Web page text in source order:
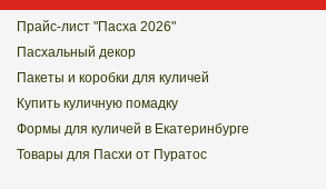
Прайс-лист "Пасха 2026"
Пасхальный декор
Пакеты и коробки для куличей
Купить куличную помадку
Формы для куличей в Екатеринбурге
Товары для Пасхи от Пуратос